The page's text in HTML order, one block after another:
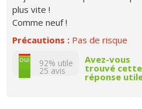
plus vite !
Comme neuf !
Précautions : Pas de risque
non
oui 92% utile
25 avis
Avez-vous
trouvé cette
réponse